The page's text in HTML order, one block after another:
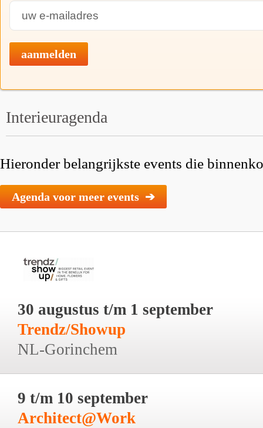
aanmelden
Interieuragenda
Hieronder belangrijkste events die
Agenda voor meer events ➔
30 augustus t/m 1 september
Trendz/Showup
NL-Gorinchem
9 t/m 10 september
Architect@Work